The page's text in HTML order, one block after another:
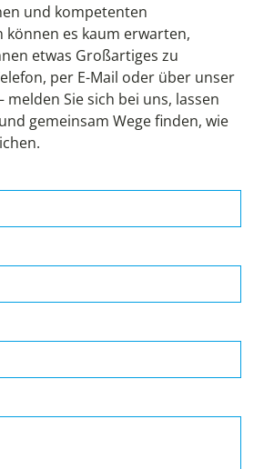
und kompetenten
es kaum erwarten,
etwas Großartiges zu
per E-Mail oder über unser
Sie sich bei uns, lassen
gemeinsam Wege finden, wie